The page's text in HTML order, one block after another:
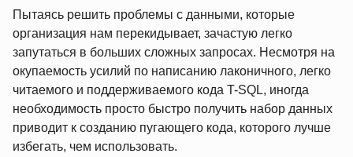
Пытаясь решить проблемы с данными, которые
организация нам перекидывает, зачастую легко
запутаться в больших сложных запросах. Несмотря на
окупаемость усилий по написанию лаконичного, легко
читаемого и поддерживаемого кода T-SQL, иногда
необходимость просто быстро получить набор данных
приводит к созданию пугающего кода, которого лучше
избегать, чем использовать.